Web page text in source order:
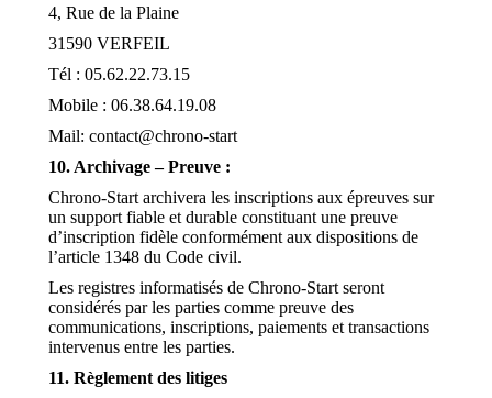
4, Rue de la Plaine
31590 VERFEIL
Tél : 05.62.22.73.15
Mobile : 06.38.64.19.08
Mail: contact@chrono-start
10. Archivage – Preuve :
Chrono-Start archivera les inscriptions aux épreuves sur
un support fiable et durable constituant une preuve
d’inscription fidèle conformément aux dispositions de
l’article 1348 du Code civil.
Les registres informatisés de Chrono-Start seront
considérés par les parties comme preuve des
communications, inscriptions, paiements et transactions
intervenus entre les parties.
11. Règlement des litiges